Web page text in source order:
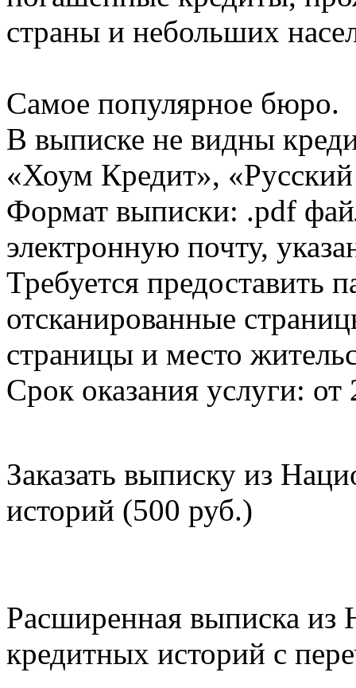
страны и небольших
Самое популярное бюро.
В выписке не видны
«Хоум Кредит»,
Формат выписки: .pdf
электронную почту,
Требуется предоставить
отсканированные
страницы и место
Срок оказания услуги: от
Заказать выписку из
историй (500 руб.)
Расширенная выписка из
кредитных историй с